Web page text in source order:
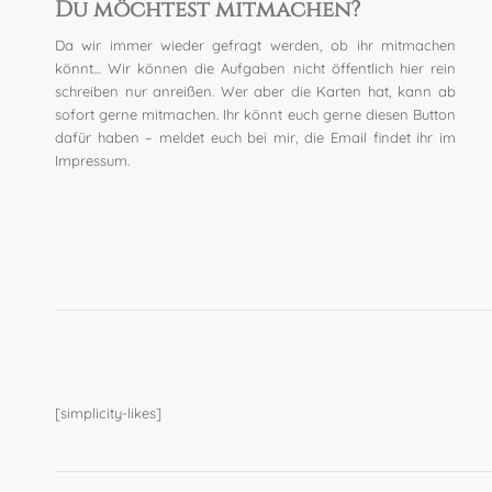
Du möchtest mitmachen?
Da wir immer wieder gefragt werden, ob ihr mitmachen
könnt… Wir können die Aufgaben nicht öffentlich hier rein
schreiben nur anreißen. Wer aber die Karten hat, kann ab
sofort gerne mitmachen. Ihr könnt euch gerne diesen Button
dafür haben – meldet euch bei mir, die Email findet ihr im
Impressum.
[simplicity-likes]